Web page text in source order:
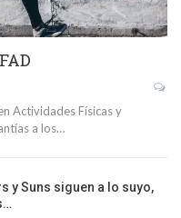
Actividades Físicas y
a los…
y Suns siguen a lo suyo,